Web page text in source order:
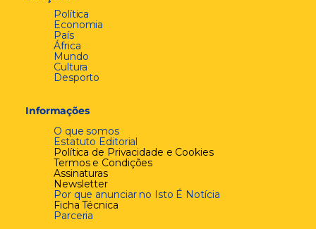
Política
Economia
País
África
Mundo
Cultura
Desporto
Informações
O que somos
Estatuto Editorial
Política de Privacidade e Cookies
Termos e Condições
Assinaturas
Newsletter
Por que anunciar no Isto É Notícia
Ficha Técnica
Parceria